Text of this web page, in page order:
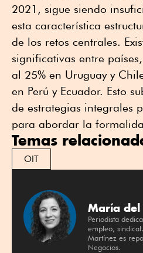
2021, sigue siendo
esta característica
de los retos centrales.
significativas entre
al 25% en Uruguay y
en Perú y Ecuador. Esto
de estrategias integrales
para abordar la
Temas
OIT
María
Periodista
empleo,
Martínez es
Negocios.